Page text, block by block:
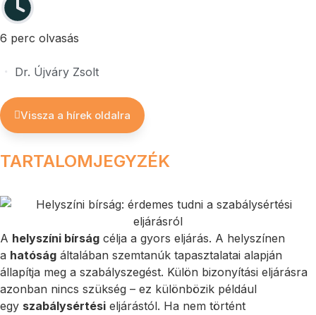
6 perc olvasás
Dr. Újváry Zsolt
Vissza a hírek oldalra
TARTALOMJEGYZÉK
A helyszíni bírság célja a gyors eljárás. A helyszínen
a hatóság általában szemtanúk tapasztalatai alapján
állapítja meg a szabályszegést. Külön bizonyítási eljárásra
azonban nincs szükség – ez különbözik például
egy szabálysértési eljárástól. Ha nem történt